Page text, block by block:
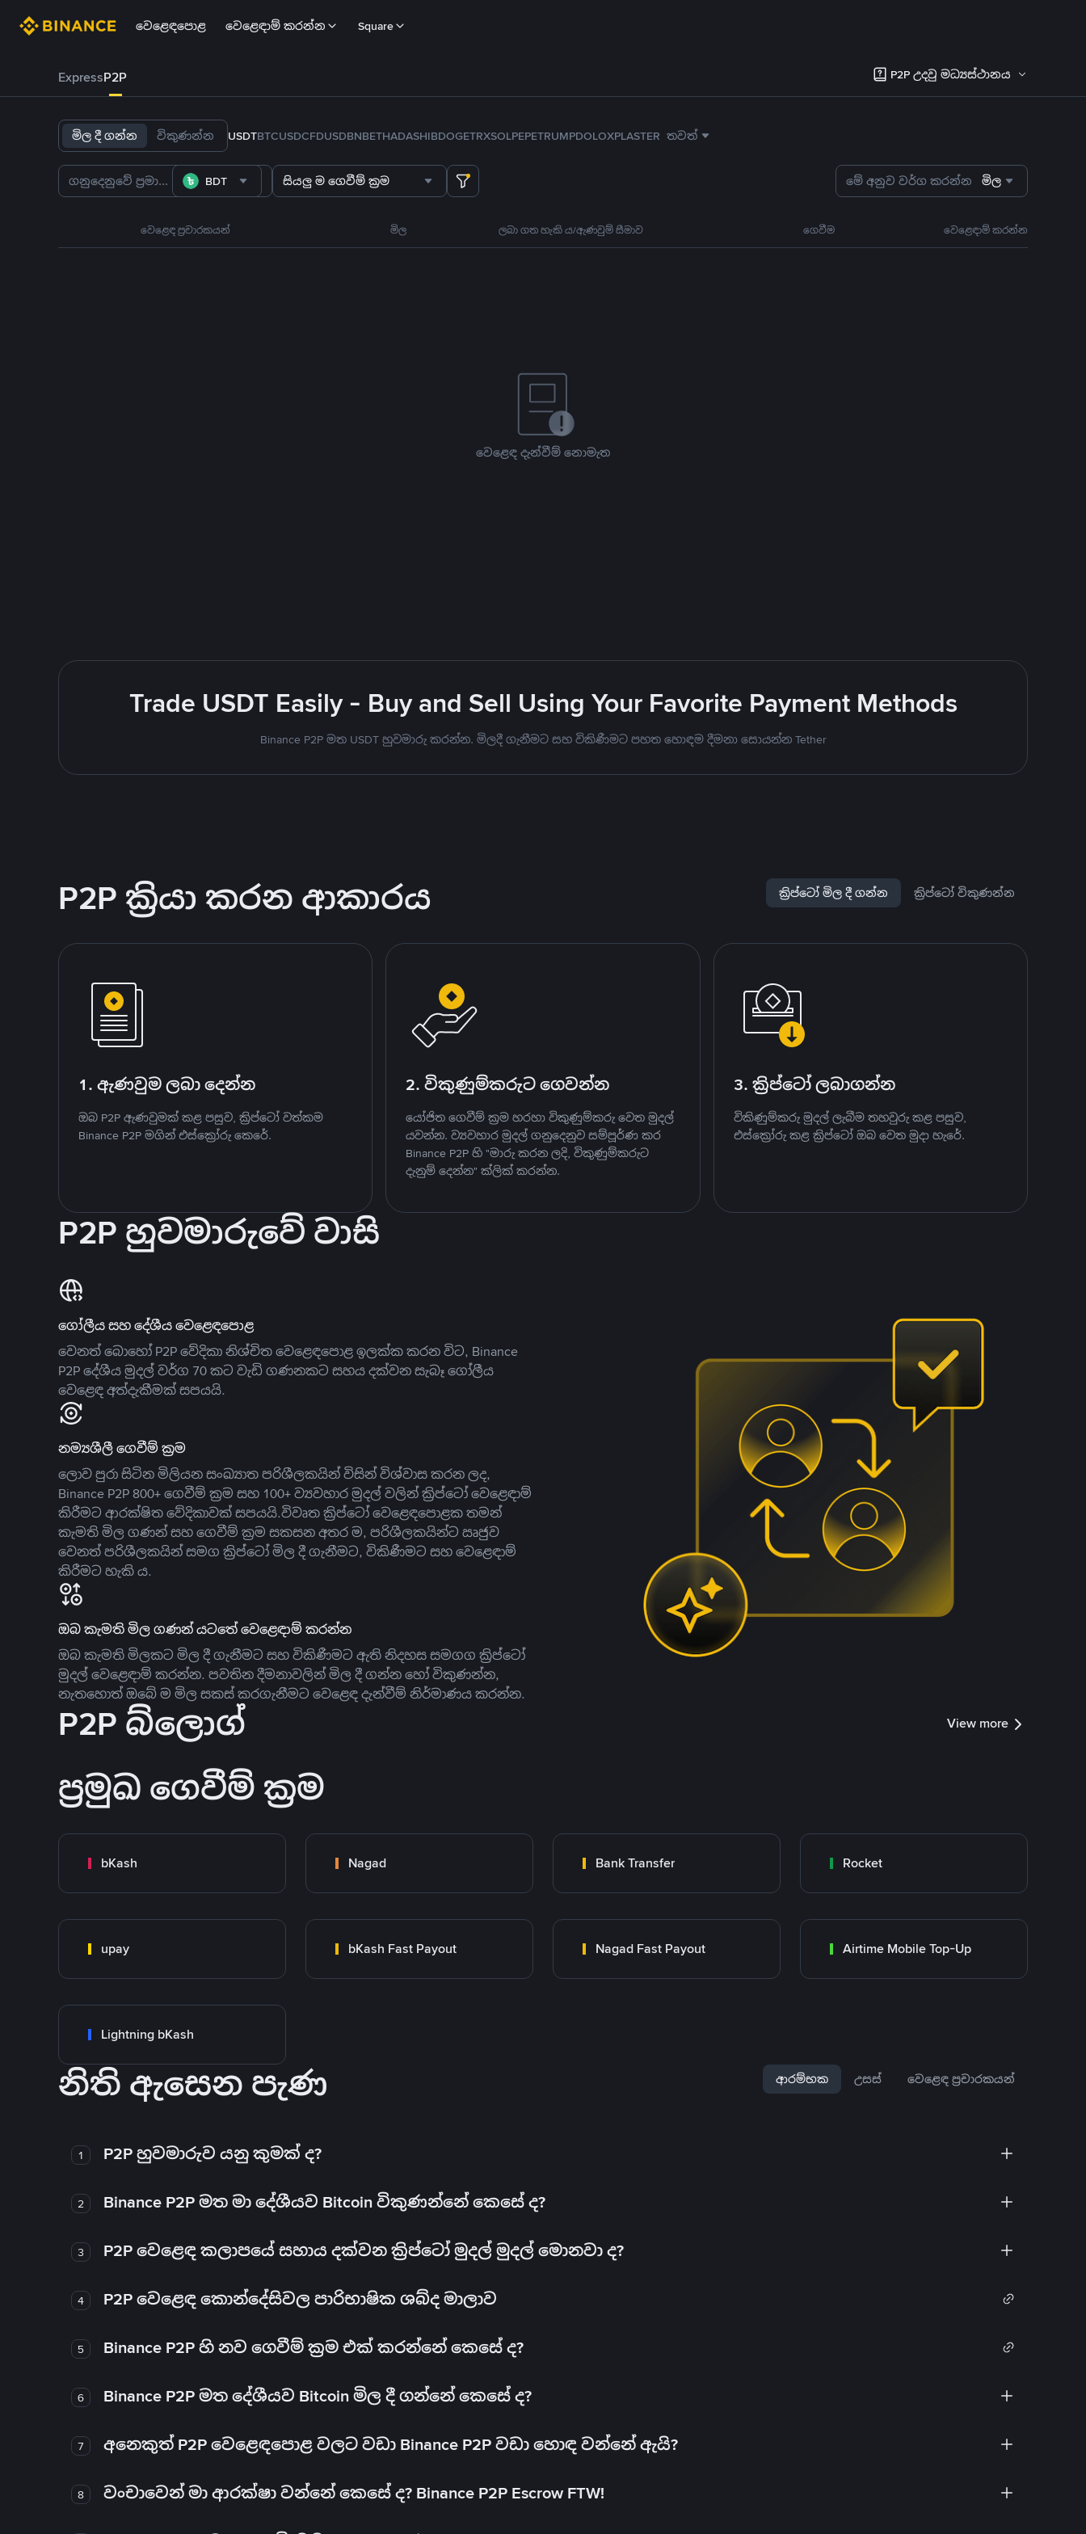
වෙළෙඳපොළ වෙළෙඳාම් කරන්න Square
ExpressP2P P2P උදවු මධ්‍යස්ථානය
මිල දී ගන්න විකුණන්න USDTBTCUSDCFDUSDBNBETHADASHIBDOGETRXSOLPEPETRUMPDOLOXPLASTER තවත්
BDT සියලු ම ගෙවීම් ක්‍රම මේ අනුව වර්ග කරන්න මිල
වෙළෙඳ ප්‍රචාරකයන් මිල ලබා ගත හැකි ය/ඇණවුම් සීමාව ගෙවීම වෙළෙඳාම් කරන්න
වෙළෙඳ දැන්වීම් නොමැත
Trade USDT Easily - Buy and Sell Using Your Favorite Payment Methods
Binance P2P මත USDT හුවමාරු කරන්න. මිලදී ගැනීමට සහ විකිණීමට පහත හොඳම දීමනා සොයන්න Tether
P2P ක්‍රියා කරන ආකාරය ක්‍රිප්ටෝ මිල දී ගන්න ක්‍රිප්ටෝ විකුණන්න
1. ඇණවුම ලබා දෙන්න
ඔබ P2P ඇණවුමක් කළ පසුව, ක්‍රිප්ටෝ වත්කම
Binance P2P මගින් එස්ක්‍රෝරු කෙරේ.
2. විකුණුම්කරුට ගෙවන්න
යෝජිත ගෙවීම් ක්‍රම හරහා විකුණුම්කරු වෙත මුදල්
යවන්න. ව්‍යවහාර මුදල් ගනුදෙනුව සම්පූර්ණ කර
Binance P2P හි "මාරු කරන ලදි, විකුණුම්කරුට
දැනුම් දෙන්න" ක්ලික් කරන්න.
3. ක්‍රිප්ටෝ ලබාගන්න
විකිණුම්කරු මුදල් ලැබීම තහවුරු කළ පසුව,
එස්ක්‍රෝරු කළ ක්‍රිප්ටෝ ඔබ වෙත මුදා හැරේ.
P2P හුවමාරුවේ වාසි
ගෝලීය සහ දේශීය වෙළෙඳපොළ
වෙනත් බොහෝ P2P වේදිකා නිශ්චිත වෙළෙඳපොළ ඉලක්ක කරන විට, Binance
P2P දේශීය මුදල් වර්ග 70 කට වැඩි ගණනකට සහය දක්වන සැබෑ ගෝලීය
වෙළෙඳ අත්දැකීමක් සපයයි.
නම්‍යශීලී ගෙවීම් ක්‍රම
ලොව පුරා සිටින මිලියන සංඛ්‍යාත පරිශීලකයින් විසින් විශ්වාස කරන ලද,
Binance P2P 800+ ගෙවීම් ක්‍රම සහ 100+ ව්‍යවහාර මුදල් වලින් ක්‍රිප්ටෝ වෙළෙඳාම්
කිරීමට ආරක්ෂිත වේදිකාවක් සපයයි.විවෘත ක්‍රිප්ටෝ වෙළෙඳපොළක තමන්
කැමති මිල ගණන් සහ ගෙවීම් ක්‍රම සකසන අතර ම, පරිශීලකයින්ට ඍජුව
වෙනත් පරිශීලකයින් සමග ක්‍රිප්ටෝ මිල දී ගැනීමට, විකිණීමට සහ වෙළෙඳාම්
කිරීමට හැකි ය.
ඔබ කැමති මිල ගණන් යටතේ වෙළෙඳාම් කරන්න
ඔබ කැමති මිලකට මිල දී ගැනීමට සහ විකිණීමට ඇති නිදහස සමගග ක්‍රිප්ටෝ
මුදල් වෙළෙඳාම් කරන්න. පවතින දීමනාවලින් මිල දී ගන්න හෝ විකුණන්න,
නැතහොත් ඔබේ ම මිල සකස් කරගැනීමට වෙළෙඳ දැන්වීම් නිර්මාණය කරන්න.
P2P බ්ලොග් View more
ප්‍රමුඛ ගෙවීම් ක්‍රම
bKash Nagad Bank Transfer Rocket
upay bKash Fast Payout Nagad Fast Payout Airtime Mobile Top-Up
Lightning bKash
නිති ඇසෙන පැණ ආරම්භක උසස් වෙළෙඳ ප්‍රචාරකයන්
1 P2P හුවමාරුව යනු කුමක් ද?
2 Binance P2P මත මා දේශීයව Bitcoin විකුණන්නේ කෙසේ ද?
3 P2P වෙළෙඳ කලාපයේ සහාය දක්වන ක්‍රිප්ටෝ මුදල් මුදල් මොනවා ද?
4 P2P වෙළෙඳ කොන්දේසිවල පාරිභාෂික ශබ්ද මාලාව
5 Binance P2P හි නව ගෙවීම් ක්‍රම එක් කරන්නේ කෙසේ ද?
6 Binance P2P මත දේශීයව Bitcoin මිල දී ගන්නේ කෙසේ ද?
7 අනෙකුත් P2P වෙළෙඳපොළ වලට වඩා Binance P2P වඩා හොඳ වන්නේ ඇයි?
8 වංචාවෙන් මා ආරක්ෂා වන්නේ කෙසේ ද? Binance P2P Escrow FTW!